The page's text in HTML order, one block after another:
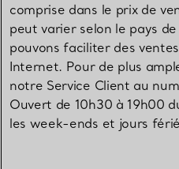
comprise dans le prix de
peut varier selon le pays
pouvons faciliter des
Internet. Pour de plus
notre Service Client au
Ouvert de 10h30 à 19h00
les week-ends et jours